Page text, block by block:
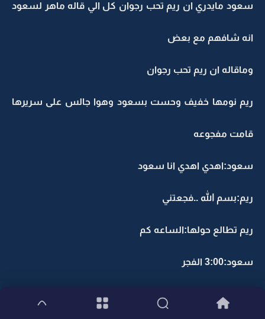
سعود مايدري ان ريم تحب رجوان كل الي قاله ماهر لسعود
انه شافهم مع بعض
وماقاله ان ريم تحب رجوان
ريم نومها خفيف وحست بسعود وهوا جالس على سريرها
قامت مفجوعه
سعود:اهدي اهدي انا سعود
ريم:بسم الله ..فجعتني
ريم تطالع حولها:الساعه كم
سعود:3:00 الفجر